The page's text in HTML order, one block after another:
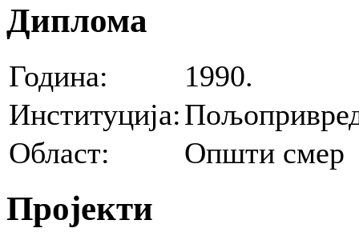
Диплома
Година:
1990.
Институција:
Област:
Општи смер
Пројекти